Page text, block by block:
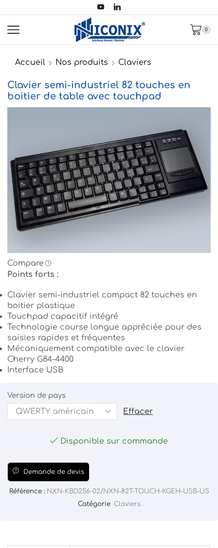
0
Accueil Nos produits Claviers
Clavier semi-industriel 82 touches en
boitier de table avec touchpad
Compare
Points forts :
Clavier semi-industriel compact 82 touches en
boitier plastique
Touchpad capacitif intégré
Technologie course longue appréciée pour des
saisies rapides et fréquentes
Mécaniquement compatible avec le clavier
Cherry G84-4400
Interface USB
Version de pays
Effacer
Disponible sur commande
Demande de devis
Référence : NXN-KBD256-02/NXN-82T-TOUCH-KGEH-USB-US
Catégorie Claviers